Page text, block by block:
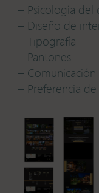
– Psicología del
– Diseño de
– Tipografía
– Pantones
–
– Preferencia de